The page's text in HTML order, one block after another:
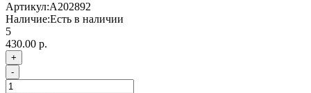
Артикул:A202892
Наличие:Есть в наличии
5
430.00 р.
+
-